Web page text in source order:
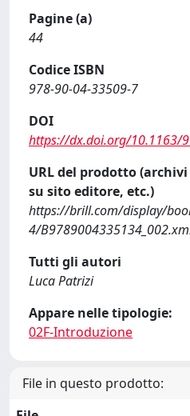
Pagine (a)
44
Codice ISBN
978-90-04-33509-7
DOI
https://dx.doi.org/10.1163/
URL del prodotto
su sito editore, etc.)
https://brill.com/display/
4/
Tutti gli autori
Luca Patrizi
Appare nelle tipologie:
02F-Introduzione
File in questo prodotto: